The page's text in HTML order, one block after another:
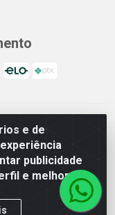
e de
publicidade
e melhorar a
SE - CEP:
SE - CEP: